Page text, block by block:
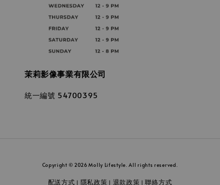
茉莉影像事業有限公司
統一編號 54700395
Copyright © 2026 Molly Lifestyle. All rights reserved.
配送方式 | 隱私政策 | 退款政策 |聯絡方式